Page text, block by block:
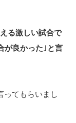
る激しい試合で
が良かった｣と言
ってもらいまし